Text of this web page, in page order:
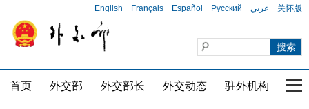
English Français Español Русский عربي 关怀版
首页 外交部 外交部长 外交动态 驻外机构 国